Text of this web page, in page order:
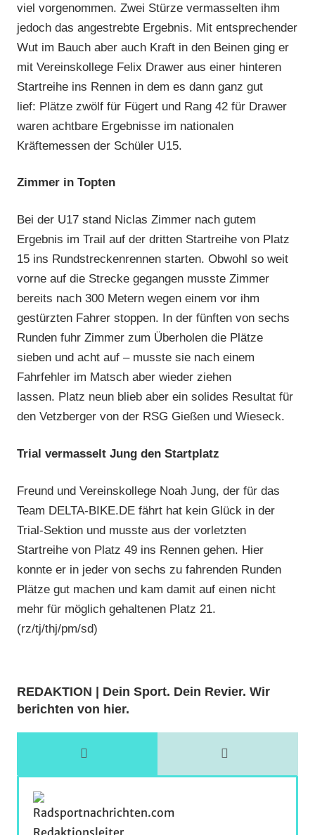
viel vorgenommen. Zwei Stürze vermasselten ihm
jedoch das angestrebte Ergebnis. Mit entsprechender
Wut im Bauch aber auch Kraft in den Beinen ging er
mit Vereinskollege Felix Drawer aus einer hinteren
Startreihe ins Rennen in dem es dann ganz gut
lief: Plätze zwölf für Fügert und Rang 42 für Drawer
waren achtbare Ergebnisse im nationalen
Kräftemessen der Schüler U15.
Zimmer in Topten
Bei der U17 stand Niclas Zimmer nach gutem
Ergebnis im Trail auf der dritten Startreihe von Platz
15 ins Rundstreckenrennen starten. Obwohl so weit
vorne auf die Strecke gegangen musste Zimmer
bereits nach 300 Metern wegen einem vor ihm
gestürzten Fahrer stoppen. In der fünften von sechs
Runden fuhr Zimmer zum Überholen die Plätze
sieben und acht auf – musste sie nach einem
Fahrfehler im Matsch aber wieder ziehen
lassen. Platz neun blieb aber ein solides Resultat für
den Vetzberger von der RSG Gießen und Wieseck.
Trial vermasselt Jung den Startplatz
Freund und Vereinskollege Noah Jung, der für das
Team DELTA-BIKE.DE fährt hat kein Glück in der
Trial-Sektion und musste aus der vorletzten
Startreihe von Platz 49 ins Rennen gehen. Hier
konnte er in jeder von sechs zu fahrenden Runden
Plätze gut machen und kam damit auf einen nicht
mehr für möglich gehaltenen Platz 21.
(rz/tj/thj/pm/sd)
REDAKTION | Dein Sport. Dein Revier. Wir
berichten von hier.